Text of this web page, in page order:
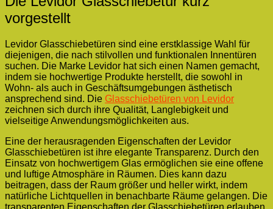
vorgestellt
Levidor Glasschiebetüren sind eine erstklassige Wahl für
diejenigen, die nach stilvollen und funktionalen Innentüren
suchen. Die Marke Levidor hat sich einen Namen gemacht,
indem sie hochwertige Produkte herstellt, die sowohl in
Wohn- als auch in Geschäftsumgebungen ästhetisch
ansprechend sind. Die Glasschiebetüren von Levidor
zeichnen sich durch ihre Qualität, Langlebigkeit und
vielseitige Anwendungsmöglichkeiten aus.
Eine der herausragenden Eigenschaften der Levidor
Glasschiebetüren ist ihre elegante Transparenz. Durch den
Einsatz von hochwertigem Glas ermöglichen sie eine offene
und luftige Atmosphäre in Räumen. Dies kann dazu
beitragen, dass der Raum größer und heller wirkt, indem
natürliche Lichtquellen in benachbarte Räume gelangen. Die
transparenten Eigenschaften der Glasschiebetüren erlauben